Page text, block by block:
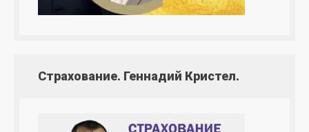
Страхование. Геннадий Кристел.